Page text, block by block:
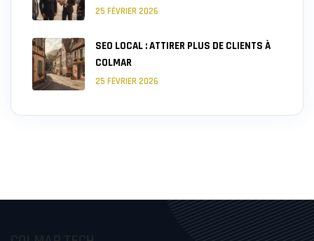
25 FÉVRIER 2026
SEO LOCAL : ATTIRER PLUS DE CLIENTS À
COLMAR
25 FÉVRIER 2026